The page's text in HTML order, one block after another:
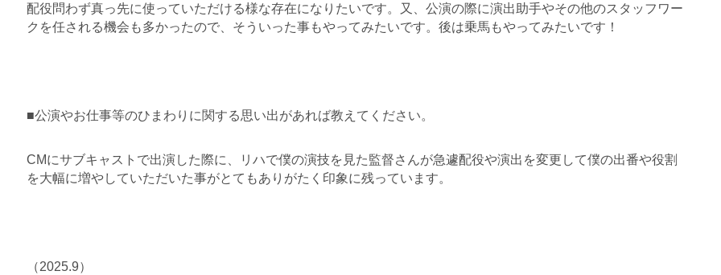
配役問わず真っ先に使っていただける様な存在になりたいです。又、公演の際に演出助手やその他のスタッフワー
クを任される機会も多かったので、そういった事もやってみたいです。後は乗馬もやってみたいです！
■公演やお仕事等のひまわりに関する思い出があれば教えてください。
CMにサブキャストで出演した際に、リハで僕の演技を見た監督さんが急遽配役や演出を変更して僕の出番や役割
を大幅に増やしていただいた事がとてもありがたく印象に残っています。
（2025.9）